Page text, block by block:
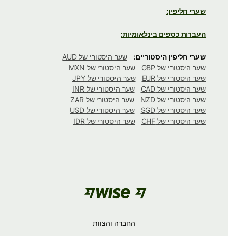
שערי חליפין:
העברות כספים בינלאומיות:
שערי חליפין היסטוריים:
שער היסטורי של AUD
שער היסטורי של GBP
שער היסטורי של MXN
שער היסטורי של EUR
שער היסטורי של JPY
שער היסטורי של CAD
שער היסטורי של INR
שער היסטורי של NZD
שער היסטורי של ZAR
שער היסטורי של SGD
שער היסטורי של USD
שער היסטורי של CHF
שער היסטורי של IDR
החברה והצוות